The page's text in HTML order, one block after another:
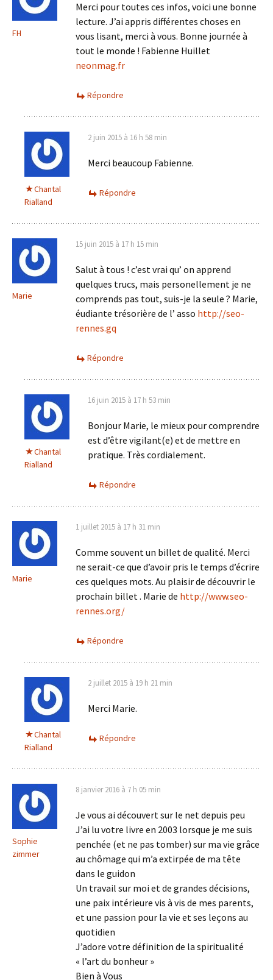
FH
Merci pour toutes ces infos, voici une bonne
lecture. J’ai appris différentes choses en
vous lisant, merci à vous. Bonne journée à
tout le monde ! Fabienne Huillet
neonmag.fr
Répondre
Chantal
Rialland
2 juin 2015 à 16 h 58 min
Merci beaucoup Fabienne.
Répondre
Marie
15 juin 2015 à 17 h 15 min
Salut à tous ! c’est vrai qu’ on apprend
quelques trucs, mais personellement je ne
comprends pas tout, suis-je la seule ? Marie,
éudiante trésorière de l’ asso http://seo-
rennes.gq
Répondre
Chantal
Rialland
16 juin 2015 à 17 h 53 min
Bonjour Marie, le mieux pour comprendre
est d’être vigilant(e) et de mettre en
pratique. Très cordialement.
Répondre
Marie
1 juillet 2015 à 17 h 31 min
Comme souvent un billet de qualité. Merci
ne serait-ce que d’avoir pris le temps d’écrire
ces quelques mots. Au plaisir de découvrir le
prochain billet . Marie de http://www.seo-
rennes.org/
Répondre
Chantal
Rialland
2 juillet 2015 à 19 h 21 min
Merci Marie.
Répondre
Sophie
zimmer
8 janvier 2016 à 7 h 05 min
Je vous ai découvert sur le net depuis peu
J’ai lu votre livre en 2003 lorsque je me suis
penchée (et ne pas tomber) sur ma vie grâce
au chômage qui m’a extirpée de ma tête
dans le guidon
Un travail sur moi et de grandes décisions,
une paix intérieure vis à vis de mes parents,
et une passion pour la vie et ses leçons au
quotidien
J’adore votre définition de la spiritualité
« l’art du bonheur »
Bien à Vous